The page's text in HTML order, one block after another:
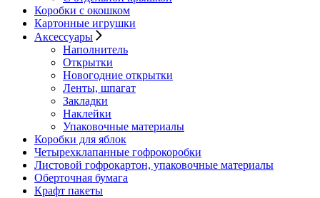
Коробки с окошком
Картонные игрушки
Аксессуары
Наполнитель
Открытки
Новогодние открытки
Ленты, шпагат
Закладки
Наклейки
Упаковочные материалы
Коробки для яблок
Четырехклапанные гофрокоробки
Листовой гофрокартон, упаковочные материалы
Оберточная бумага
Крафт пакеты